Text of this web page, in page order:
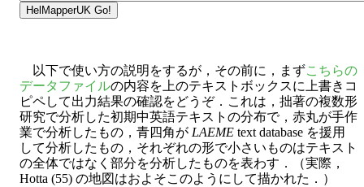
以下で使い方の説明をするが，その前に，まずこちらの
データファイルの内容を上のテキストボックスに上書きコ
ピペして出力結果の確認をどうぞ．これは，拙著の複数形
研究で分析した初期中英語テキストの分布で，赤丸が手作
業で分析したもの，青四角が LAEME text database を援用
して分析したもの，それぞれの形で小さいものはテキスト
の全体ではなく部分を分析したものを表わす．（実際，
Hotta (55) の地図はおよそこのようにして描かれた．）